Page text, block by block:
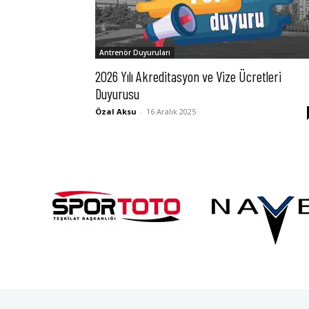
Antrenör Duyuruları
2026 Yılı Akreditasyon ve Vize Ücretleri
Duyurusu
Özal Aksu - 16 Aralık 2025